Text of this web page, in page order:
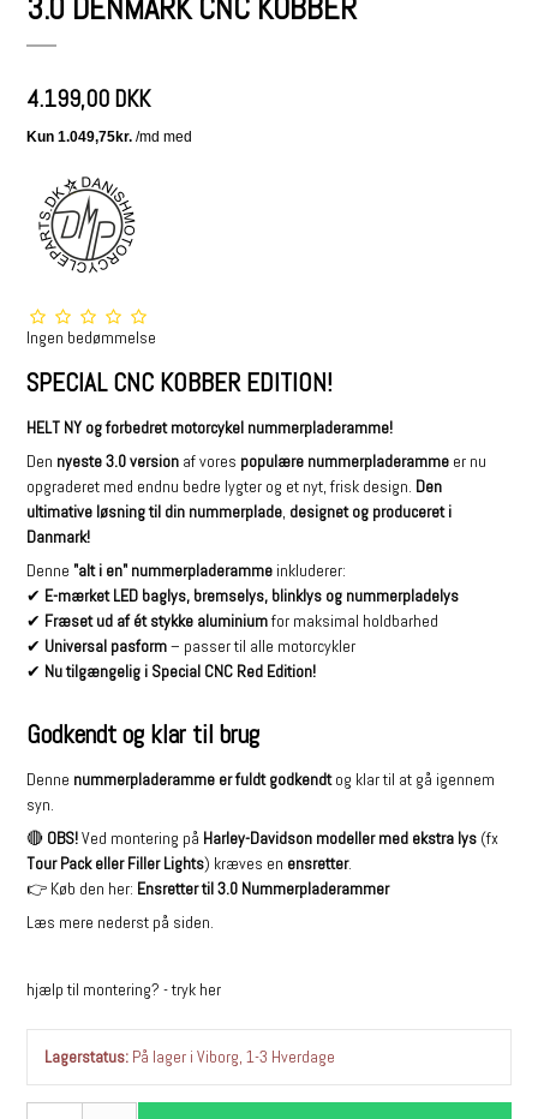
3.0 DENMARK CNC KOBBER
4.199,00 DKK
Ingen bedømmelse
SPECIAL CNC KOBBER EDITION!
HELT NY og forbedret motorcykel nummerpladeramme!
Den nyeste 3.0 version af vores populære nummerpladeramme er nu
opgraderet med endnu bedre lygter og et nyt, frisk design. Den
ultimative løsning til din nummerplade, designet og produceret i
Danmark!
Denne "alt i en" nummerpladeramme inkluderer:
✔ E-mærket LED baglys, bremselys, blinklys og nummerpladelys
✔ Fræset ud af ét stykke aluminiumfor maksimal holdbarhed
✔ Universal pasform– passer til alle motorcykler
✔ Nu tilgængelig i Special CNC Red Edition!
Godkendt og klar til brug
Denne nummerpladeramme er fuldt godkendtog klar til at gå igennem
syn.
🔴 OBS!Ved montering på Harley-Davidson modeller med ekstra lys (fx
Tour Pack eller Filler Lights) kræves en ensretter.
👉 Køb den her: Ensretter til 3.0 Nummerpladerammer
Læs mere nederst på siden.
hjælp til montering? - tryk her
Lagerstatus: På lager i Viborg, 1-3 Hverdage